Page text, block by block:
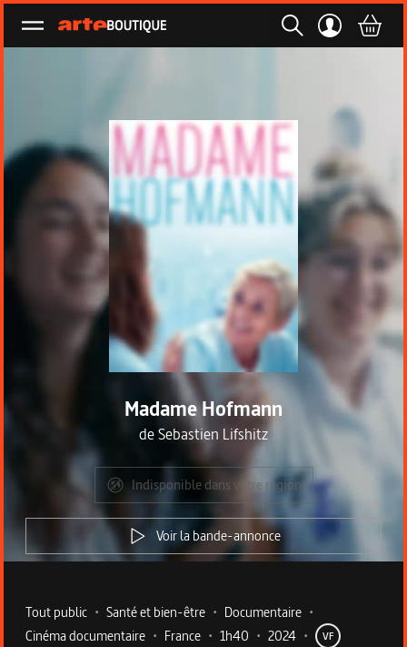
Ouvrir le menu
Madame Hofmann
deSebastien Lifshitz
Indisponible dans votre région
Voir la bande-annonce
Metadata du programme
Tout public • Santé et bien-être • Documentaire •
Cinéma documentaire • France • 1h40 • 2024 • VF